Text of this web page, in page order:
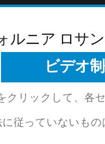
ルニア ロサ
バイラルコ
ビデオ
Webサイト
Webサイ
Webコンテ
クリックして、各
従っていないも